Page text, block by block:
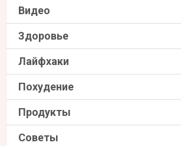
Видео
Здоровье
Лайфхаки
Похудение
Продукты
Советы